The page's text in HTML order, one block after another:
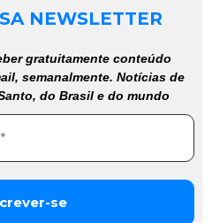
NEWSLETTER
gratuitamente conteúdo
semanalmente. Notícias de
do Brasil e do mundo